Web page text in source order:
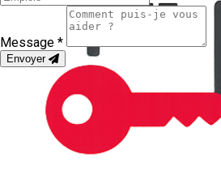
Message *
Envoyer